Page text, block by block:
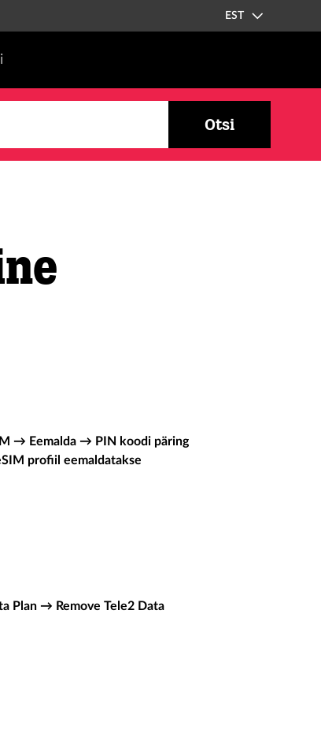
EST
Otsi
→ Eemalda → PIN koodi päring
profiil eemaldatakse
Plan → Remove Tele2 Data